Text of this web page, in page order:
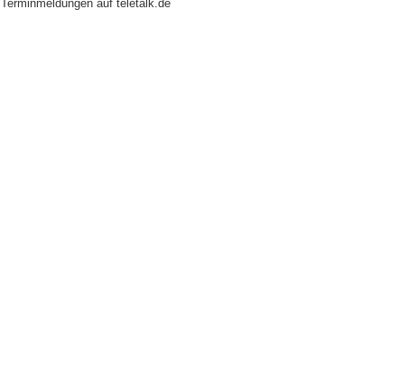
Terminmeldungen auf teletalk.de